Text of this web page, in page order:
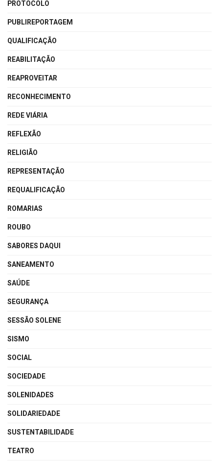
PROTOCOLO
PUBLIREPORTAGEM
QUALIFICAÇÃO
REABILITAÇÃO
REAPROVEITAR
RECONHECIMENTO
REDE VIÁRIA
REFLEXÃO
RELIGIÃO
REPRESENTAÇÃO
REQUALIFICAÇÃO
ROMARIAS
ROUBO
SABORES DAQUI
SANEAMENTO
SAÚDE
SEGURANÇA
SESSÃO SOLENE
SISMO
SOCIAL
SOCIEDADE
SOLENIDADES
SOLIDARIEDADE
SUSTENTABILIDADE
TEATRO